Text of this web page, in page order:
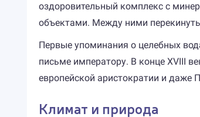
оздоровительный комплекс с
объектами. Между ними
Первые упоминания о целебных
письме императору. В конце XVIII
европейской аристократии и даже
Климат и природа